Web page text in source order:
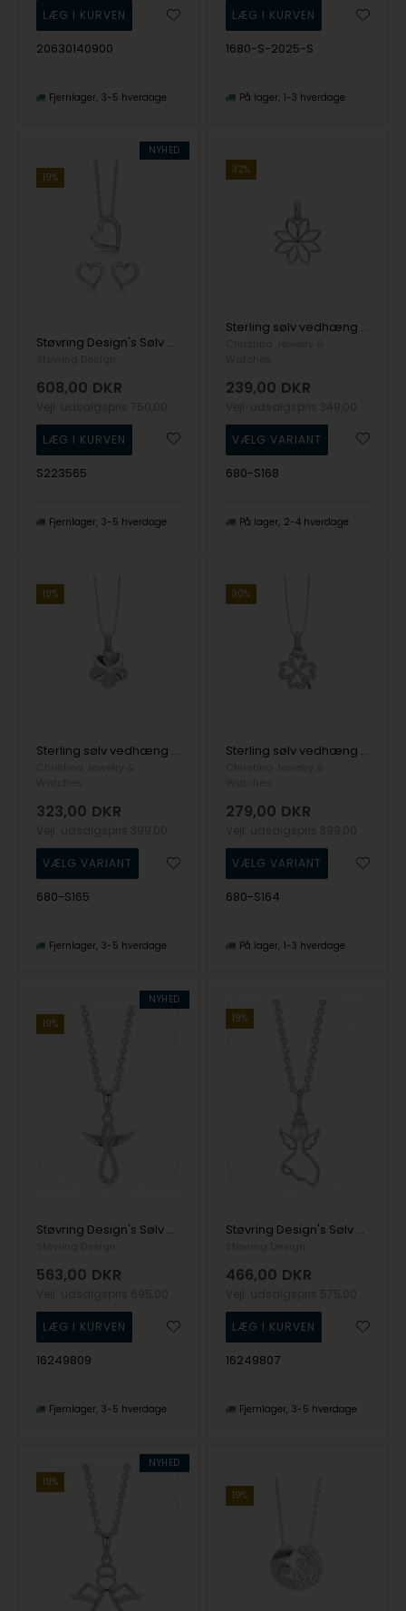
20630140900
Fjernlager 3-5 hverdage
1680-S-2025-S
På lager 1-3 hverdage
NYHED
19%
Støvring Design's Sølv smykkesæt
608,00 DKR
S223565
Fjernlager 3-5 hverdage
32%
Sterling sølv vedhæng og halskæde, Simple Flower fra Christina Jewelry
239,00 DKR
680-S168
På lager 2-4 hverdage
19%
Sterling sølv vedhæng og halskæde, Flower Bouquette fra Christina Jewelry
323,00 DKR
680-S165
Fjernlager 3-5 hverdage
30%
Sterling sølv vedhæng og halskæde, Shimmery Clover fra Christina Jewelry
279,00 DKR
680-S164
På lager 1-3 hverdage
NYHED
19%
Støvring Design's Sølv halskæde
563,00 DKR
16249809
Fjernlager 3-5 hverdage
19%
Støvring Design's Sølv halskæde
466,00 DKR
16249807
Fjernlager 3-5 hverdage
NYHED
19%
19%